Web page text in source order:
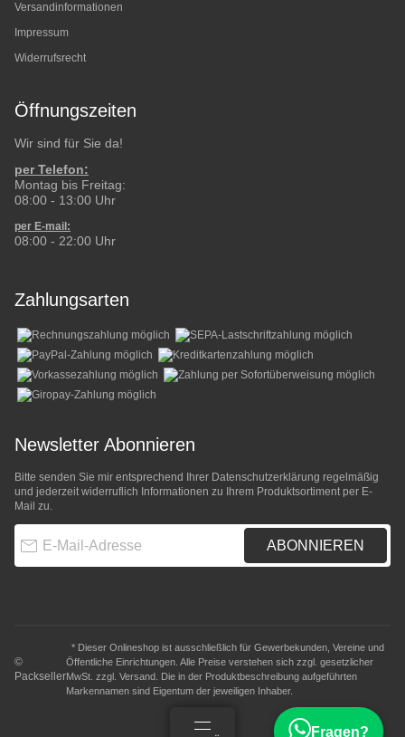
Versandinformationen
Impressum
Widerrufsrecht
Öffnungszeiten
Wir sind für Sie da!
per Telefon:
Montag bis Freitag:
08:00 - 13:00 Uhr
per E-mail:
08:00 - 22:00 Uhr
Zahlungsarten
Newsletter Abonnieren
Bitte senden Sie mir entsprechend Ihrer Datenschutzerklärung regelmäßig
und jederzeit widerruflich Informationen zu Ihrem Produktsortiment per E-
Mail zu.
ABONNIEREN
©
Packseller
* Dieser Onlineshop ist ausschließlich für Gewerbekunden, Vereine und
Öffentliche Einrichtungen. Alle Preise verstehen sich zzgl. gesetzlicher
MwSt. zzgl. Versand . Die in der Produktbeschreibung aufgeführten
Markennamen sind Eigentum der jeweiligen Inhaber.
Fragen?